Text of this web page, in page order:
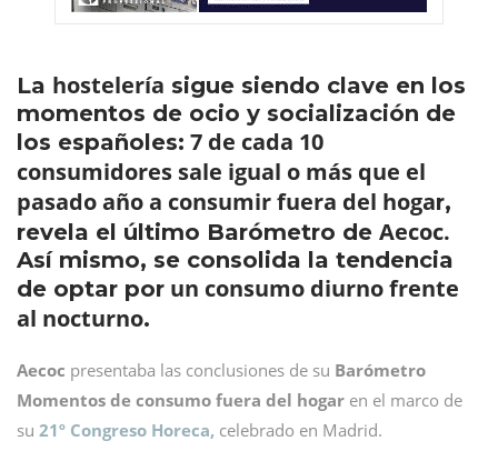
La hostelería sigue siendo clave en los
momentos de ocio y socialización de
los españoles: 7 de cada 10
consumidores sale igual o más que el
pasado año a consumir fuera del hogar,
revela el último Barómetro de Aecoc.
Así mismo, se consolida la tendencia
de optar por un consumo diurno frente
al nocturno.
Aecoc presentaba las conclusiones de su Barómetro
Momentos de consumo fuera del hogar en el marco de
su 21º Congreso Horeca, celebrado en Madrid.